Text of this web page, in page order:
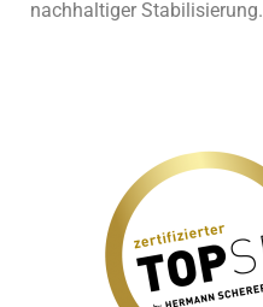
nachhaltiger Stabilisierung.